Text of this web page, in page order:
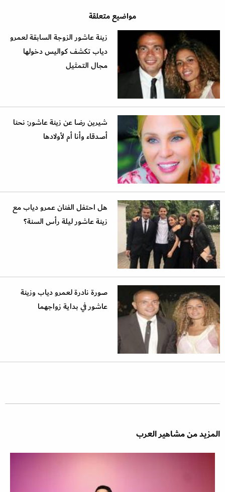
مواضيع متعلقة
زينة عاشور الزوجة السابقة لعمرو
دياب تكشف كواليس دخولها
مجال التمثيل
شيرين رضا عن زينة عاشور: نحنا
أصدقاء وأنا أم لأولادها
هل احتفل الفنان عمرو دياب مع
زينة عاشور ليلة رأس السنة؟
صورة نادرة لعمرو دياب وزينة
عاشور في بداية زواجهما
المزيد من مشاهير العرب